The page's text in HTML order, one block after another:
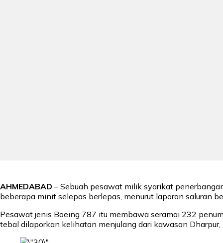
AHMEDABAD – Sebuah pesawat milik syarikat
beberapa minit selepas berlepas, menurut laporan saluran
Pesawat jenis Boeing 787 itu membawa seramai 232
tebal dilaporkan kelihatan menjulang dari kawasan